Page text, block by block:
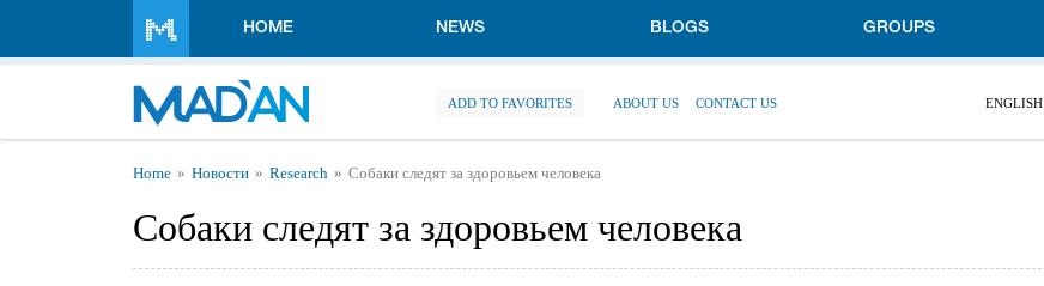
HOME NEWS BLOGS GROUPS
ADD TO FAVORITES ABOUT US CONTACT US ENGLISH
You are here
Home Новости Research Собаки следят за здоровьем человека
Собаки следят за здоровьем человека